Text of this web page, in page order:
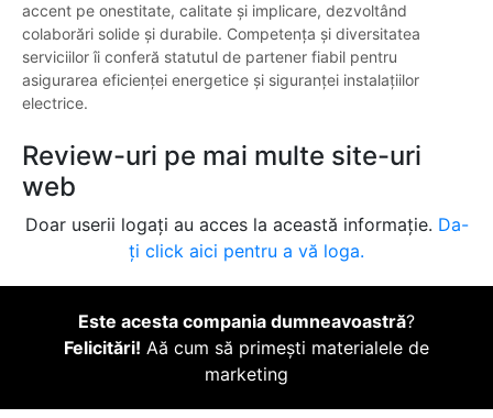
accent pe onestitate, calitate și implicare, dezvoltând
colaborări solide și durabile. Competența și diversitatea
serviciilor îi conferă statutul de partener fiabil pentru
asigurarea eficienței energetice și siguranței instalațiilor
electrice.
Review-uri pe mai multe site-uri
web
Doar userii logați au acces la această informație. Da-
ți click aici pentru a vă loga.
Este acesta compania dumneavoastră?
Felicitări! Aă cum să primești materialele de
marketing